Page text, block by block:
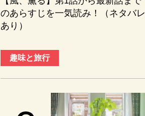
のあらすじを一気読み！（ネタバレ
あり）
趣味と旅行